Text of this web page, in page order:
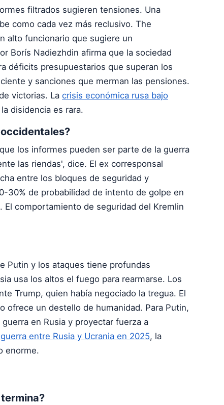
filtrados sugieren tensiones. Una
como cada vez más reclusivo. The
alto funcionario que sugiere un
Borís Nadiezhdin afirma que la sociedad
déficits presupuestarios que superan los
y sanciones que merman las pensiones.
victorias. La crisis económica rusa bajo
disidencia es rara.
los informes pueden ser parte de la guerra
las riendas', dice. El ex corresponsal
entre los bloques de seguridad y
30% de probabilidad de intento de golpe en
comportamiento de seguridad del Kremlin
Putin y los ataques tiene profundas
usa los altos el fuego para rearmarse. Los
Trump, quien había negociado la tregua. El
ofrece un destello de humanidad. Para Putin,
en Rusia y proyectar fuerza a
entre Rusia y Ucrania en 2025, la
enorme.